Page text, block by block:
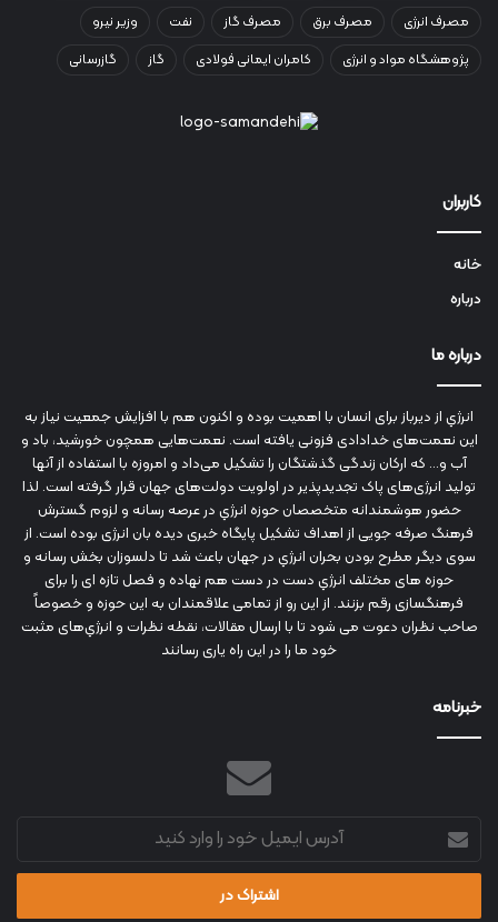
مصرف انرژی
مصرف برق مصرف گاز نفت
وزیر نیرو
پژوهشگاه مواد و انرژی
کامران ایمانی فولادی گاز گازرسانی
کاربران
خانه
درباره
درباره ما
انرژي‌ از دیرباز برای انسان با اهمیت بوده و اکنون هم با افزایش جمعیت نیاز به
این نعمت‌های خدادادی فزونی یافته است. نعمت‌هایی همچون خورشید، باد و
آب و... که ارکان زندگی گذشتگان را تشکیل می‌داد و امروزه با استفاده از آنها
تولید انرژی‌های پاک تجدیدپذیر در اولویت دولت‌های جهان قرار گرفته است. لذا
حضور هوشمندانه متخصصان حوزه انرژي در عرصه رسانه و لزوم گسترش
فرهنگ صرفه جویی از اهداف تشکیل پایگاه خبری دیده بان انرژی بوده است. از
سوی دیگر مطرح بودن بحران انرژي در جهان باعث شد تا دلسوزان بخش رسانه و
حوزه های مختلف انرژي دست در دست هم نهاده و فصل تازه ای را برای
فرهنگسازی رقم بزنند. از این رو از تمامی علاقمندان به این حوزه و خصوصاً
صاحب نظران دعوت می شود تا با ارسال مقالات، نقطه نظرات و انرژي‌های مثبت
خود ما را در این راه یاری رسانند
خبرنامه
آدرس
ایمیل
خود